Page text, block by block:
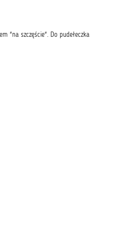
"na szczęście". Do pudełeczka